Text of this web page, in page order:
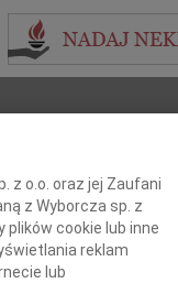
lub numer ogłoszenia:
+ szukanie zaawansowane
z o.o. oraz jej Zaufani
z Wyborcza sp. z
cookie lub inne
reklam
lub